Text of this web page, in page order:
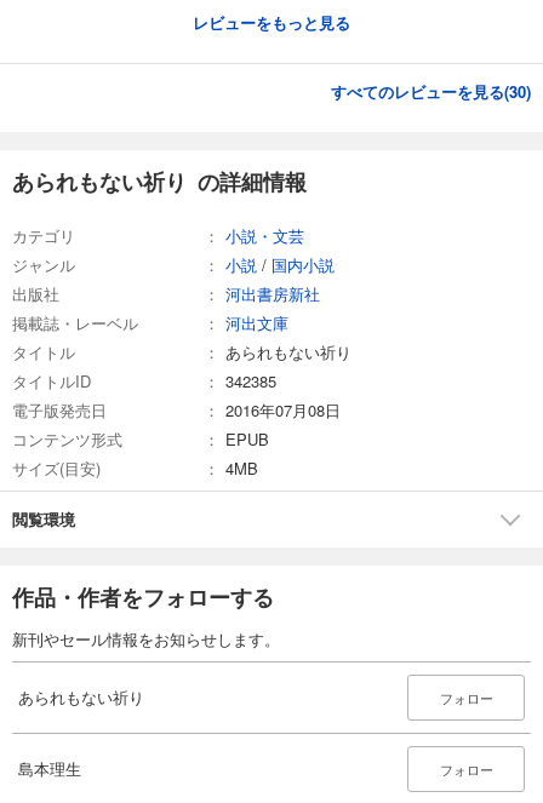
レビューをもっと見る
すべてのレビューを見る(30)
あられもない祈り の詳細情報
カテゴリ
小説・文芸
ジャンル
小説 / 国内小説
出版社
河出書房新社
掲載誌・レーベル
河出文庫
タイトル
あられもない祈り
タイトルID
342385
電子版発売日
2016年07月08日
コンテンツ形式
EPUB
サイズ(目安)
4MB
閲覧環境
作品・作者をフォローする
新刊やセール情報をお知らせします。
あられもない祈り フォロー
島本理生 フォロー